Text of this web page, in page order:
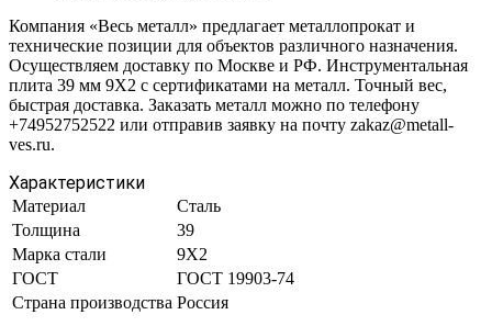
Компания «Весь металл» предлагает металлопрокат и
технические позиции для объектов различного назначения.
Осуществляем доставку по Москве и РФ. Инструментальная
плита 39 мм 9Х2 с сертификатами на металл. Точный вес,
быстрая доставка. Заказать металл можно по телефону
+74952752522 или отправив заявку на почту zakaz@metall-
ves.ru.
Характеристики
Материал
Сталь
Толщина
39
Марка стали
9Х2
ГОСТ
ГОСТ 19903-74
Страна производства Россия